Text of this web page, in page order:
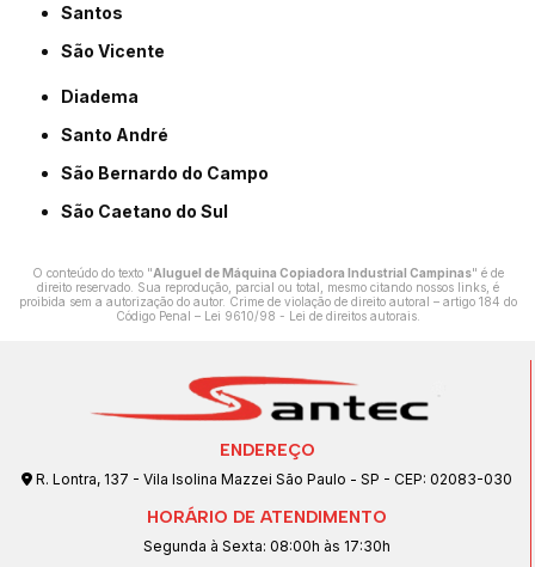
Santos
São Vicente
Diadema
Santo André
São Bernardo do Campo
São Caetano do Sul
O conteúdo do texto "Aluguel de Máquina Copiadora Industrial Campinas" é de
direito reservado. Sua reprodução, parcial ou total, mesmo citando nossos links, é
proibida sem a autorização do autor. Crime de violação de direito autoral – artigo 184 do
Código Penal – Lei 9610/98 - Lei de direitos autorais.
ENDEREÇO
R. Lontra, 137 - Vila Isolina Mazzei São Paulo - SP - CEP: 02083-030
HORÁRIO DE ATENDIMENTO
Segunda à Sexta: 08:00h às 17:30h